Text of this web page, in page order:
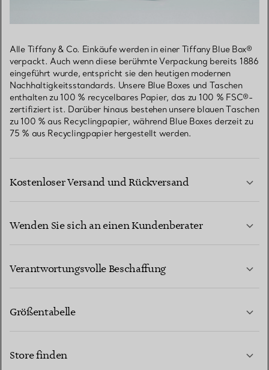
Alle Tiffany & Co. Einkäufe werden in einer Tiffany Blue Box®
verpackt. Auch wenn diese berühmte Verpackung bereits 1886
eingeführt wurde, entspricht sie den heutigen modernen
Nachhaltigkeitsstandards. Unsere Blue Boxes und Taschen
enthalten zu 100 % recycelbares Papier, das zu 100 % FSC®-
zertifiziert ist. Darüber hinaus bestehen unsere blauen Taschen
zu 100 % aus Recyclingpapier, während Blue Boxes derzeit zu
75 % aus Recyclingpapier hergestellt werden.
Kostenloser Versand und Rückversand
Wenden Sie sich an einen Kundenberater
Verantwortungsvolle Beschaffung
Größentabelle
Store finden